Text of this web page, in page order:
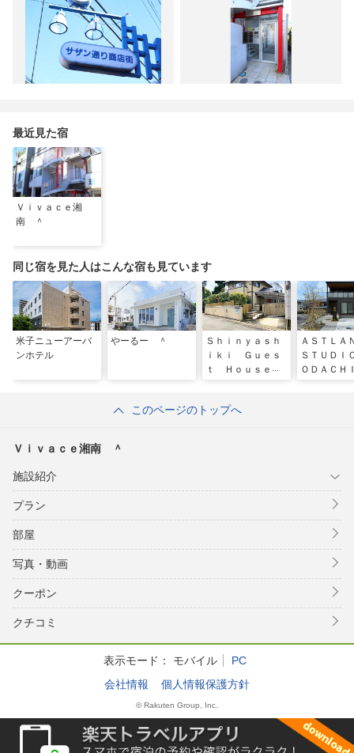
最近見た宿
Ｖｉｖａｃｅ湘
南 ＾
同じ宿を見た人はこんな宿も見ています
米子ニューアーバ
ンホテル
やーるー ＾
Ｓｈｉｎｙａｓｈ
ｉｋｉ Ｇｕｅｓ
ｔ Ｈｏｕｓｅ
ＡＳＴＬ
ＳＴＵＤ
ＯＤＡＣ
このページのトップへ
Ｖｉｖａｃｅ湘南 ＾
施設紹介
プラン
部屋
写真・動画
クーポン
クチコミ
表示モード： モバイル
PC
会社情報
個人情報保護方針
© Rakuten Group, Inc.